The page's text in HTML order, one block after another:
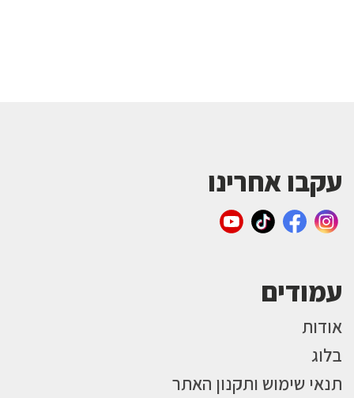
עקבו אחרינו
עמודים
אודות
בלוג
תנאי שימוש ותקנון האתר